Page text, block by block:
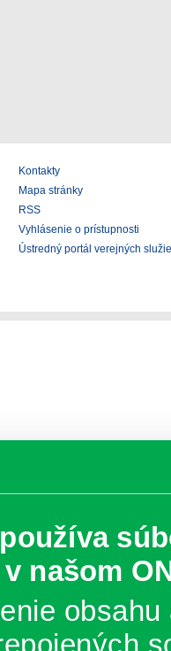
našom
Kontakty
Mapa stránky
RSS
Vyhlásenie o prístupnosti
Ústredný portál verejných